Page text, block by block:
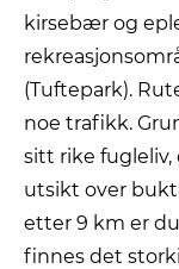
kirsebær og
(Tuftepark).
noe trafikk.
sitt rike
utsikt over
etter 9 km er
finnes det